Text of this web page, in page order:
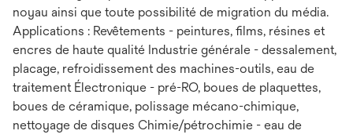
noyau ainsi que toute possibilité de migration du média.
Applications : Revêtements - peintures, films, résines et
encres de haute qualité Industrie générale - dessalement,
placage, refroidissement des machines-outils, eau de
traitement Électronique - pré-RO, boues de plaquettes,
boues de céramique, polissage mécano-chimique,
nettoyage de disques Chimie/pétrochimie - eau de